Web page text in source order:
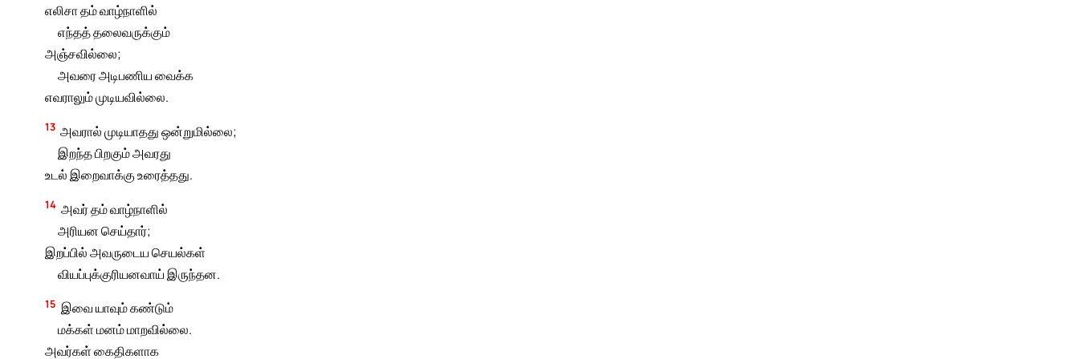
எலிசா தம் வாழ்நாளில்
எந்தத் தலைவருக்கும்
அஞ்சவில்லை;
அவரை அடிபணிய வைக்க
எவராலும் முடியவில்லை.
13 அவரால் முடியாதது ஒன்றுமில்லை;
இறந்த பிறகும் அவரது
உடல் இறைவாக்கு உரைத்தது.
14 அவர் தம் வாழ்நாளில்
அரியன செய்தார்;
இறப்பில் அவருடைய செயல்கள்
வியப்புக்குரியனவாய் இருந்தன.
15 இவை யாவும் கண்டும்
மக்கள் மனம் மாறவில்லை.
அவர்கள் கைதிகளாக